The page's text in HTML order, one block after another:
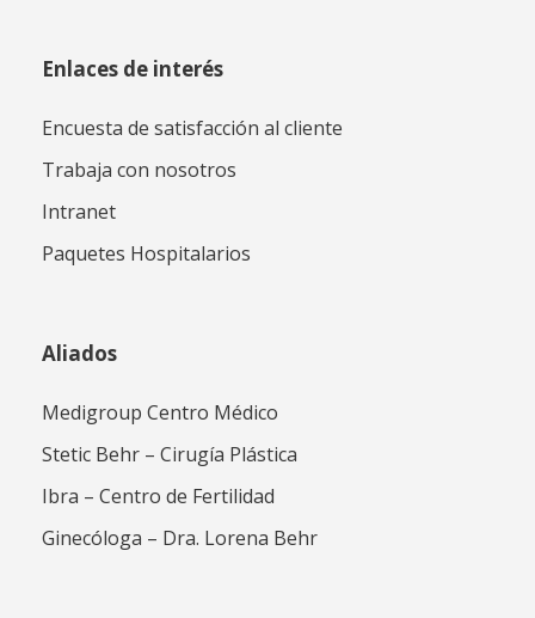
Enlaces de interés
Encuesta de satisfacción al cliente
Trabaja con nosotros
Intranet
Paquetes Hospitalarios
Aliados
Medigroup Centro Médico
Stetic Behr – Cirugía Plástica
Ibra – Centro de Fertilidad
Ginecóloga – Dra. Lorena Behr